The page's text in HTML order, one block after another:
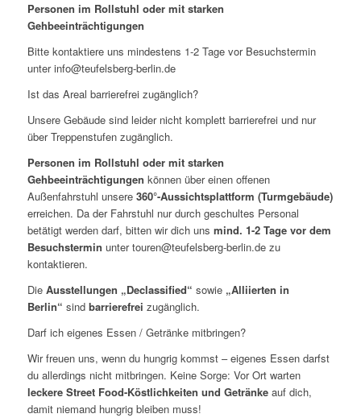
Personen im Rollstuhl oder mit starken
Gehbeeinträchtigungen
Bitte kontaktiere uns mindestens 1-2 Tage vor Besuchstermin
unter info@teufelsberg-berlin.de
Ist das Areal barrierefrei zugänglich?
Unsere Gebäude sind leider nicht komplett barrierefrei und nur
über Treppenstufen zugänglich.
Personen im Rollstuhl oder mit starken
Gehbeeinträchtigungen können über einen offenen
Außenfahrstuhl unsere 360°-Aussichtsplattform (Turmgebäude)
erreichen. Da der Fahrstuhl nur durch geschultes Personal
betätigt werden darf, bitten wir dich uns mind. 1-2 Tage vor dem
Besuchstermin unter touren@teufelsberg-berlin.de zu
kontaktieren.
DieAusstellungen „Declassified“ sowie „Alliierten in
Berlin“ sind barrierefrei zugänglich.
Darf ich eigenes Essen / Getränke mitbringen?
Wir freuen uns, wenn du hungrig kommst – eigenes Essen darfst
du allerdings nicht mitbringen. Keine Sorge: Vor Ort warten
leckere Street Food-Köstlichkeiten und Getränkeauf dich,
damit niemand hungrig bleiben muss!